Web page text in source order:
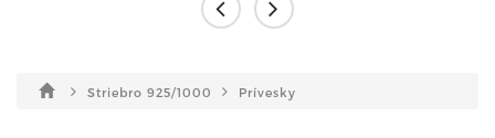
Striebro 925/1000 Prívesky